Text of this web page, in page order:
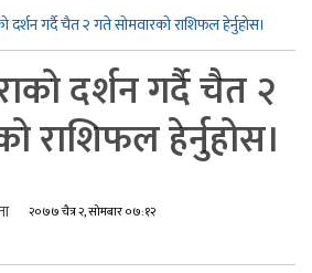
दर्शन गर्दै चैत २ गते साेमवारको राशिफल हेर्नुहोस।
दर्शन गर्दै चैत २
राशिफल हेर्नुहोस।
२०७७ चैत्र २, सोमबार ०७:१२